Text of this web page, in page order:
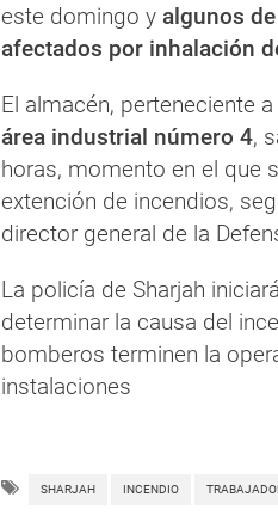
este domingo y algunos
afectados por inhalación
El almacén, perteneciente
área industrial número 4,
horas, momento en el que
extención de incendios,
director general de la
La policía de Sharjah
determinar la causa del
bomberos terminen la
instalaciones
SHARJAH INCENDIO